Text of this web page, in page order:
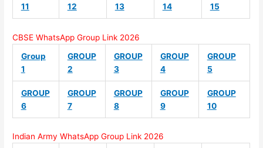
11
12
13
14
15
CBSE WhatsApp Group Link 2026
Group
1
GROUP
2
GROUP
3
GROUP
4
GROUP
5
GROUP
6
GROUP
7
GROUP
8
GROUP
9
GROUP
10
Indian Army WhatsApp Group Link 2026